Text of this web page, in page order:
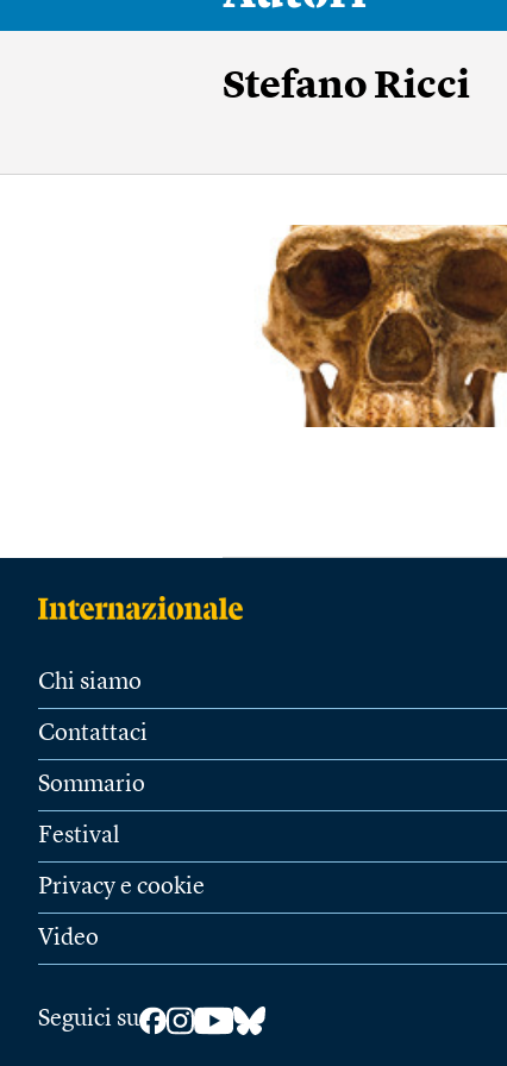
Stefano Ricci
Chi siamo
Contattaci
Sommario
Festival
Privacy e cookie
Video
Seguici su